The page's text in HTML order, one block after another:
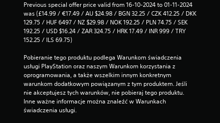
w
(
n
p
.
u
s
t
a
l
o
n
Previous special offer price valid from 16-10-2024 to 01-11-2024
was (£14.99 / €17.49 / AU $24.98 / BGN 32.25 / CZK 412.25 / DKK
129.75 / HUF 6497 / NZ $29.98 / NOK 192.25 / PLN 74.75 / SEK
192.25 / USD $16.24 / ZAR 324.75 / HRK 17.49 / INR 999 / TRY
152.25 / ILS 69.75)
Pobieranie tego produktu podlega Warunkom świadczenia
usługi PlayStation oraz naszym Warunkom korzystania z
oprogramowania, a także wszelkim innym konkretnym
warunkom dodatkowym powiązanym z tym produktem. Jeśli
nie akceptujesz tych warunków, nie pobieraj tego produktu.
Inne ważne informacje można znaleźć w Warunkach
świadczenia usługi.